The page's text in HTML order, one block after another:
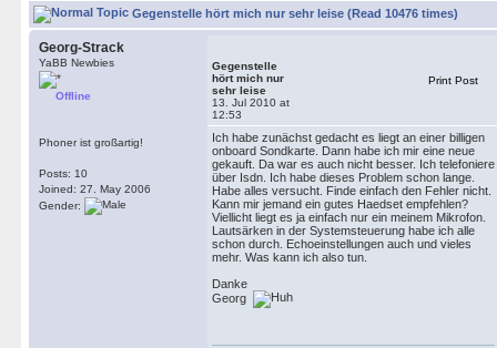
Gegenstelle hört mich nur sehr leise (Read 10476 times)
Georg-Strack
YaBB Newbies
Offline
Phoner ist großartig!
Posts: 10
Joined: 27. May 2006
Gender:
Gegenstelle
hört mich nur
sehr leise
13. Jul 2010 at
12:53
Print Post
Ich habe zunächst gedacht es liegt an einer billigen
onboard Sondkarte. Dann habe ich mir eine neue
gekauft. Da war es auch nicht besser. Ich telefoniere
über Isdn. Ich habe dieses Problem schon lange.
Habe alles versucht. Finde einfach den Fehler nicht.
Kann mir jemand ein gutes Haedset empfehlen?
Viellicht liegt es ja einfach nur ein meinem Mikrofon.
Lautsärken in der Systemsteuerung habe ich alle
schon durch. Echoeinstellungen auch und vieles
mehr. Was kann ich also tun.
Danke
Georg